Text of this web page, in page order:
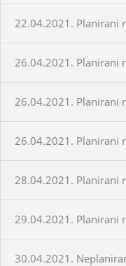
22.04.2021. Planirani
26.04.2021. Planirani
26.04.2021. Planirani
26.04.2021. Planirani
28.04.2021. Planirani
29.04.2021. Planirani
30.04.2021.